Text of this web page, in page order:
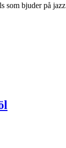
bjuder på